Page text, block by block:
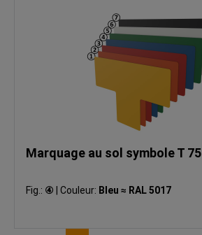
Marquage au sol symbole T 75
Fig.: ④ Couleur: Bleu ≈ RAL 5017